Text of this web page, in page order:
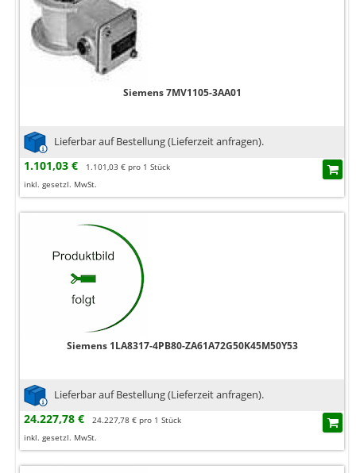
Siemens 7MV1105-3AA01
Lieferbar auf Bestellung (Lieferzeit anfragen).
1.101,03 €
1.101,03 € pro 1 Stück
inkl. gesetzl. MwSt.
Siemens 1LA8317-4PB80-ZA61A72G50K45M50Y53
Lieferbar auf Bestellung (Lieferzeit anfragen).
24.227,78 €
24.227,78 € pro 1 Stück
inkl. gesetzl. MwSt.